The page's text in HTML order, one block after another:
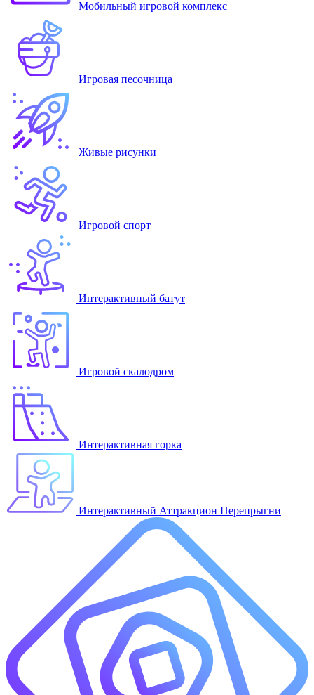
Мобильный игровой комплекс
Игровая песочница
Живые рисунки
Игровой спорт
Интерактивный батут
Игровой скалодром
Интерактивная горка
Интерактивный Аттракцион Перепрыгни